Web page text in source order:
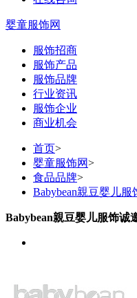
婴童服饰网
服饰招商
服饰产品
服饰品牌
行业资讯
服饰企业
商业机会
首页>
婴童服饰网>
食品品牌>
Babybean親豆婴儿服
Babybean親豆婴儿服饰诚